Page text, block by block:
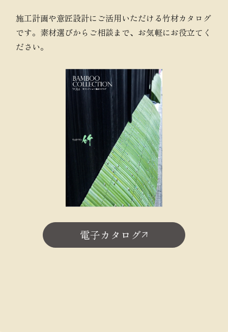
施工計画や意匠設計にご活用いただける竹材カタログ
です。素材選びからご相談まで、お気軽にお役立てく
ださい。
電子カタログ